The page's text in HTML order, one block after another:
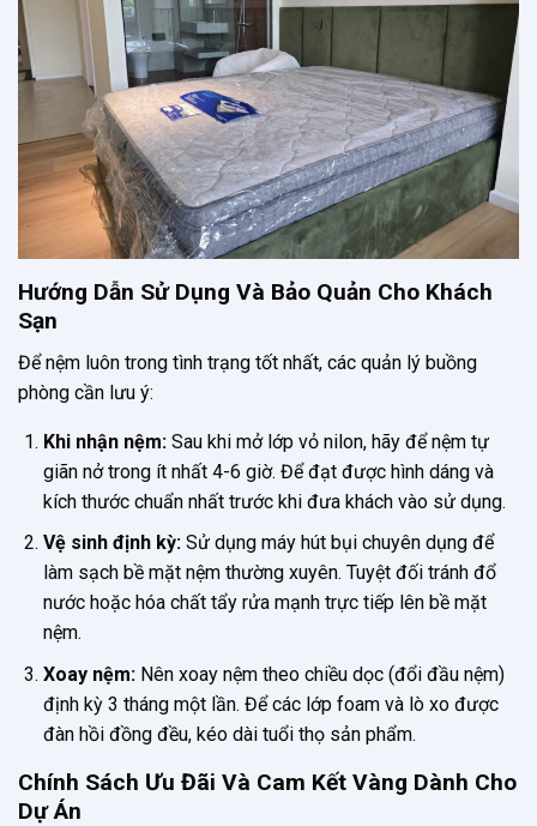
Hướng Dẫn Sử Dụng Và Bảo Quản Cho Khách
Sạn
Để nệm luôn trong tình trạng tốt nhất, các quản lý buồng
phòng cần lưu ý:
Khi nhận nệm:Sau khi mở lớp vỏ nilon, hãy để nệm tự
giãn nở trong ít nhất 4-6 giờ. Để đạt được hình dáng và
kích thước chuẩn nhất trước khi đưa khách vào sử dụng.
Vệ sinh định kỳ:Sử dụng máy hút bụi chuyên dụng để
làm sạch bề mặt nệm thường xuyên. Tuyệt đối tránh đổ
nước hoặc hóa chất tẩy rửa mạnh trực tiếp lên bề mặt
nệm.
Xoay nệm:Nên xoay nệm theo chiều dọc (đổi đầu nệm)
định kỳ 3 tháng một lần. Để các lớp foam và lò xo được
đàn hồi đồng đều, kéo dài tuổi thọ sản phẩm.
Chính Sách Ưu Đãi Và Cam Kết Vàng Dành Cho
Dự Án